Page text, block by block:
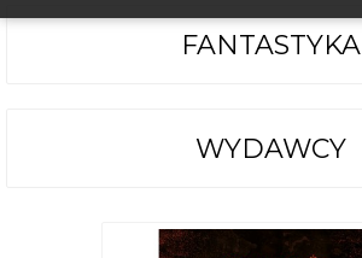
FANTASTYKA
WYDAWCY